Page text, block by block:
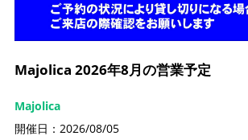
Majolica 2026年8月の営業予定
Majolica
開催日：2026/08/05